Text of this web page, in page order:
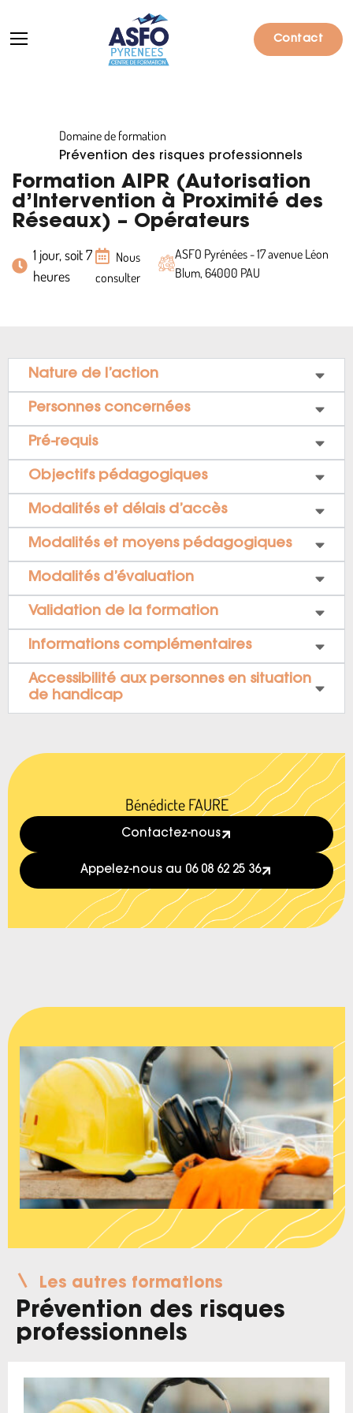
Contact
Formations
Particuliers
Entreprises
Actualités
Domaine de formation
Prévention des risques professionnels
Formation AIPR (Autorisation
d’Intervention à Proximité des
Réseaux) – Opérateurs
1 jour, soit 7
heures
Nous
consulter
ASFO Pyrénées - 17 avenue Léon
Blum, 64000 PAU
Nature de l’action
Personnes concernées
Pré-requis
Objectifs pédagogiques
Modalités et délais d’accès
Modalités et moyens pédagogiques
Modalités d’évaluation
Validation de la formation
Informations complémentaires
Accessibilité aux personnes en situation
de handicap
Bénédicte FAURE
Contactez-nous
Appelez-nous au 06 08 62 25 36
Les autres formations
Prévention des risques
professionnels